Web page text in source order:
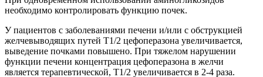
необходимо контролировать функцию почек.
У пациентов с заболеваниями печени и/или с обструкцией
желчевыводящих путей T1/2 цефоперазона увеличивается,
выведение почками повышено. При тяжелом нарушении
функции печени концентрация цефоперазона в желчи
является терапевтической, T1/2 увеличивается в 2-4 раза.